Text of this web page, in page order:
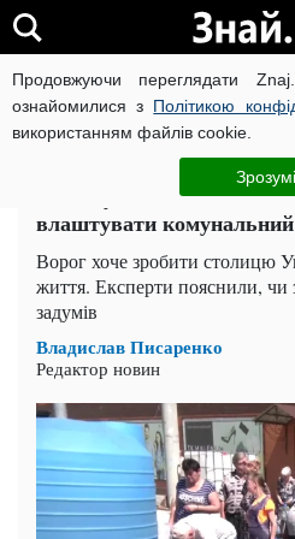
Продовжуючи переглядати
ознайомилися з Політикою
використанням файлів cookie.
ВІЙНА РОСІЇ ПРОТИ
Без газу, води та
влаштувати
Ворог хоче зробити столицю
життя. Експерти пояснили, чи
задумів
Владислав Писаренко
Редактор новин